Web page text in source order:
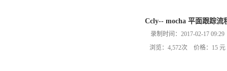
Ccly-- mocha 平面跟踪流
录制时间：2017-02-17 09:29
浏览：4,572次 价格：15 元